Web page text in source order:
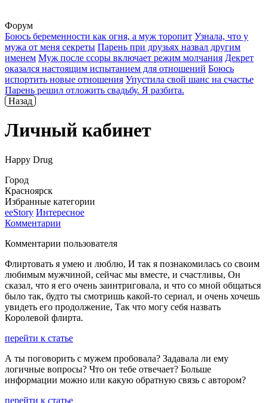
Форум
Боюсь беременности как огня, а муж торопит Узнала, что у
мужа от меня секреты Парень при друзьях назвал другим
именем Муж после ссоры включает режим молчания Декрет
оказался настоящим испытанием для отношений Боюсь
испортить новые отношения Упустила свой шанс на счастье
Парень решил отложить свадьбу. Я разбита.
Назад
Личный кабинет
Happy Drug
Город
Красноярск
Избранные категории
ееStory Интересное
Комментарии
Комментарии пользователя
Флиртовать я умею и люблю, И так я познакомилась со своим
любимым мужчиной, сейчас мы вместе, и счастливы, Он
сказал, что я его очень заинтриговала, и что со мной общаться
было так, будто ты смотришь какой-то сериал, и очень хочешь
увидеть его продолжение, Так что могу себя назвать
Королевой флирта.
перейти к статье
А ты поговорить с мужем пробовала? Задавала ли ему
логичные вопросы? Что он тебе отвечает? Больше
информации можно или какую обратную связь с автором?
перейти к статье